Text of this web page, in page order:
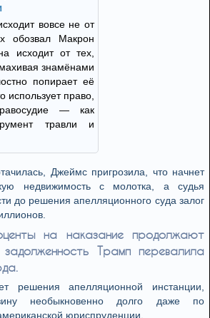
вовсе не от
обозвал Макрон
исходит от тех,
знамёнами
попирает её
использует право,
— как
травли и
Джеймс пригрозила, что начнет
недвижимость с молотка, а судья
до решения апелляционного суда залог
на наказание продолжают
Трамп перевалила
апелляционной инстанции,
необыкновенно долго даже по
юриспруденции.